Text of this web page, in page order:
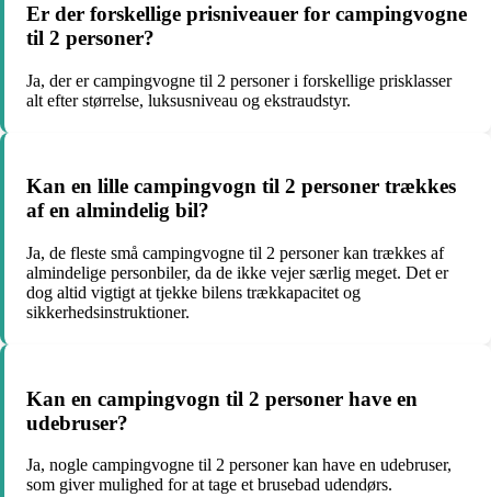
Er der forskellige prisniveauer for campingvogne
til 2 personer?
Ja, der er campingvogne til 2 personer i forskellige prisklasser
alt efter størrelse, luksusniveau og ekstraudstyr.
Kan en lille campingvogn til 2 personer trækkes
af en almindelig bil?
Ja, de fleste små campingvogne til 2 personer kan trækkes af
almindelige personbiler, da de ikke vejer særlig meget. Det er
dog altid vigtigt at tjekke bilens trækkapacitet og
sikkerhedsinstruktioner.
Kan en campingvogn til 2 personer have en
udebruser?
Ja, nogle campingvogne til 2 personer kan have en udebruser,
som giver mulighed for at tage et brusebad udendørs.